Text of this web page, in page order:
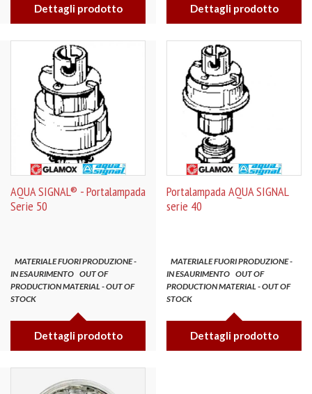
Dettagli prodotto Dettagli prodotto
AQUA SIGNAL® - Portalampada
Serie 50
MATERIALE FUORI PRODUZIONE -
IN ESAURIMENTO OUT OF
PRODUCTION MATERIAL - OUT OF
STOCK
Dettagli prodotto
Portalampada AQUA SIGNAL
serie 40
MATERIALE FUORI PRODUZIONE -
IN ESAURIMENTO OUT OF
PRODUCTION MATERIAL - OUT OF
STOCK
Dettagli prodotto